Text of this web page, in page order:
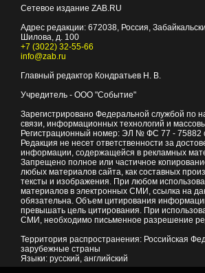
Сетевое издание ZAB.RU
Адрес редакции: 672038 , Россия,
Шилова, д. 100
+7 (3022) 32-55-66
info@zab.ru
Главный редактор Кондратьев Н. В.
Учредитель - ООО "Событие"
Зарегистрировано Федеральной службой по
связи, информационных технологий и
Регистрационный номер: ЭЛ № ФС 77 - 75882
Редакция не несет ответственности за
информации, содержащейся в рекламных
Запрещено полное или частичное
любых материалов сайта, как составных
тексты и изображения. При любом
материалов в электронных СМИ, ссылка на
обязательна. Объем цитирования
превышать цель цитирования. При
СМИ, необходимо письменное разрешение
Территория распространения: Российская
зарубежные страны
Языки: русский, английский